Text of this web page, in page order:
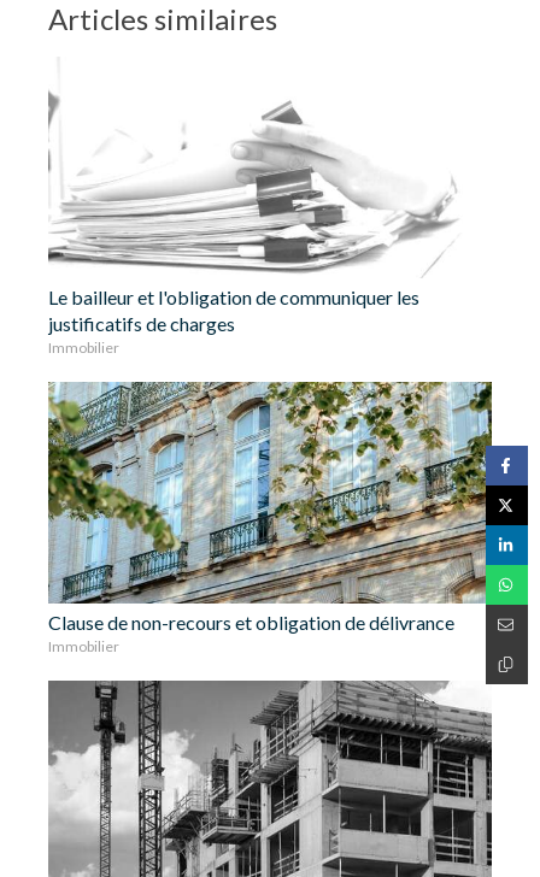
Articles similaires
Le bailleur et l'obligation de communiquer les
justificatifs de charges
Immobilier
Clause de non-recours et obligation de délivrance
Immobilier